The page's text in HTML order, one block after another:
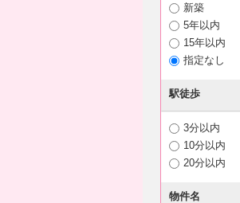
新築
5年以内
15年以内
指定なし
駅徒歩
3分以内
10分以内
20分以内
物件名